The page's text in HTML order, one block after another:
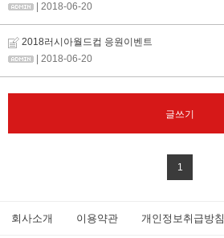
| 2018-06-20
2018러시아월드컵 응원이벤트
| 2018-06-20
글쓰기
1
회사소개 이용약관 개인정보취급방침